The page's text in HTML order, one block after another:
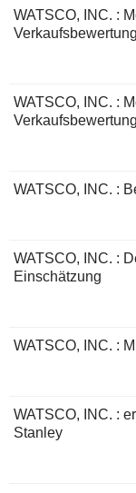
WATSCO, INC. :
Verkaufsbewertung
WATSCO, INC. :
Verkaufsbewertung
WATSCO, INC. :
WATSCO, INC. :
Einschätzung
WATSCO, INC. :
WATSCO, INC. :
Stanley